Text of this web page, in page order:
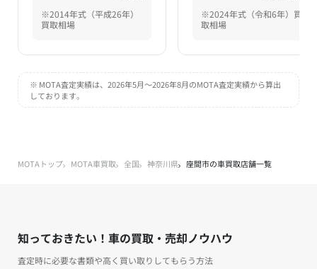
※2014年式（平成26年）
買取相場
※2024年式（令和6年）買
取相場
※ MOTA査定実績は、2026年5月～2026年8月のMOTA査定実績から算出
しております。
MOTAトップ MOTA車買取 全国 神奈川県 座間市の車買取店舗一覧
知っておきたい！車の買取・売却ノウハウ
査定時に必要な書類や高く買い取りしてもらう方法